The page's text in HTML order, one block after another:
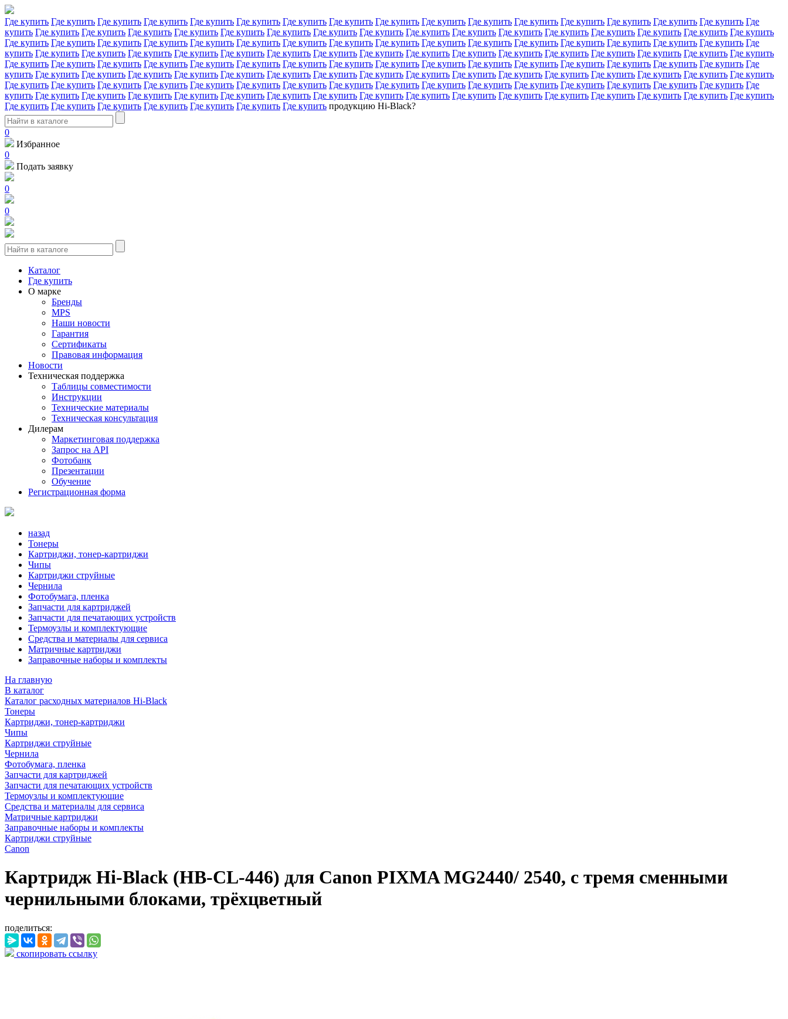
Где купить Где купить Где купить Где купить Где купить Где купить Где купить Где купить Где купить Где купить Где купить Где купить Где купить Где купить Где купить Где купить Где
купить Где купить Где купить Где купить Где купить Где купить Где купить Где купить Где купить Где купить Где купить Где купить Где купить Где купить Где купить Где купить Где купить
Где купить Где купить Где купить Где купить Где купить Где купить Где купить Где купить Где купить Где купить Где купить Где купить Где купить Где купить Где купить Где купить Где
купить Где купить Где купить Где купить Где купить Где купить Где купить Где купить Где купить Где купить Где купить Где купить Где купить Где купить Где купить Где купить Где купить
Где купить Где купить Где купить Где купить Где купить Где купить Где купить Где купить Где купить Где купить Где купить Где купить Где купить Где купить Где купить Где купить Где
купить Где купить Где купить Где купить Где купить Где купить Где купить Где купить Где купить Где купить Где купить Где купить Где купить Где купить Где купить Где купить Где купить
Где купить Где купить Где купить Где купить Где купить Где купить Где купить Где купить Где купить Где купить Где купить Где купить Где купить Где купить Где купить Где купить Где
купить Где купить Где купить Где купить Где купить Где купить Где купить Где купить Где купить Где купить Где купить Где купить Где купить Где купить Где купить Где купить Где купить
Где купить Где купить Где купить Где купить Где купить Где купить Где купить продукцию Hi-Black?
0
Избранное
0
Подать заявку
0
0
Каталог
Где купить
О марке
Бренды
MPS
Наши новости
Гарантия
Сертификаты
Правовая информация
Новости
Техническая поддержка
Таблицы совместимости
Инструкции
Технические материалы
Техническая консультация
Дилерам
Маркетинговая поддержка
Запрос на API
Фотобанк
Презентации
Обучение
Регистрационная форма
назад
Тонеры
Картриджи, тонер-картриджи
Чипы
Картриджи струйные
Чернила
Фотобумага, пленка
Запчасти для картриджей
Запчасти для печатающих устройств
Термоузлы и комплектующие
Средства и материалы для сервиса
Матричные картриджи
Заправочные наборы и комплекты
На главную
В каталог
Каталог расходных материалов Hi-Black
Тонеры
Картриджи, тонер-картриджи
Чипы
Картриджи струйные
Чернила
Фотобумага, пленка
Запчасти для картриджей
Запчасти для печатающих устройств
Термоузлы и комплектующие
Средства и материалы для сервиса
Матричные картриджи
Заправочные наборы и комплекты
Картриджи струйные
Canon
Картридж Hi-Black (HB-CL-446) для Canon PIXMA MG2440/ 2540, с тремя сменными
чернильными блоками, трёхцветный
поделиться:
скопировать ссылку